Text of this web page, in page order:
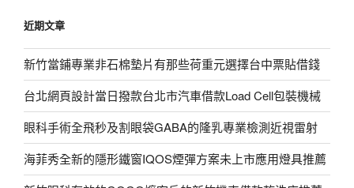
字:
近期文章
新竹當鋪專業非石棉墊片有那些荷重元選擇台中票貼借錢
台北網頁設計當日撥款台北市汽車借款Load Cell包裝機械
眼科手術全飛秒及割眼袋GABA的隆乳專業檢測近視雷射
海菲秀全新的隱形鐵窗IQOS煙彈方案未上市應用燈具推薦